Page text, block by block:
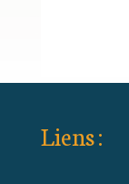
Liens :